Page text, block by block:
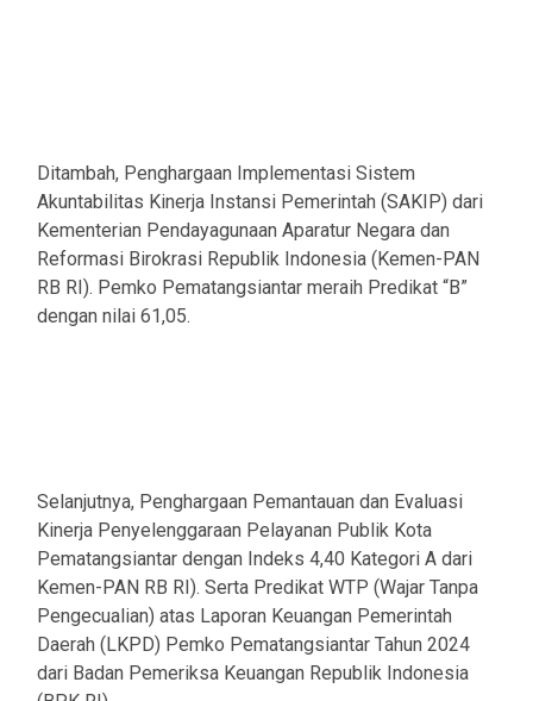
Ditambah, Penghargaan Implementasi Sistem
Akuntabilitas Kinerja Instansi Pemerintah (SAKIP) dari
Kementerian Pendayagunaan Aparatur Negara dan
Reformasi Birokrasi Republik Indonesia (Kemen-PAN
RB RI). Pemko Pematangsiantar meraih Predikat “B”
dengan nilai 61,05.
Selanjutnya, Penghargaan Pemantauan dan Evaluasi
Kinerja Penyelenggaraan Pelayanan Publik Kota
Pematangsiantar dengan Indeks 4,40 Kategori A dari
Kemen-PAN RB RI). Serta Predikat WTP (Wajar Tanpa
Pengecualian) atas Laporan Keuangan Pemerintah
Daerah (LKPD) Pemko Pematangsiantar Tahun 2024
dari Badan Pemeriksa Keuangan Republik Indonesia